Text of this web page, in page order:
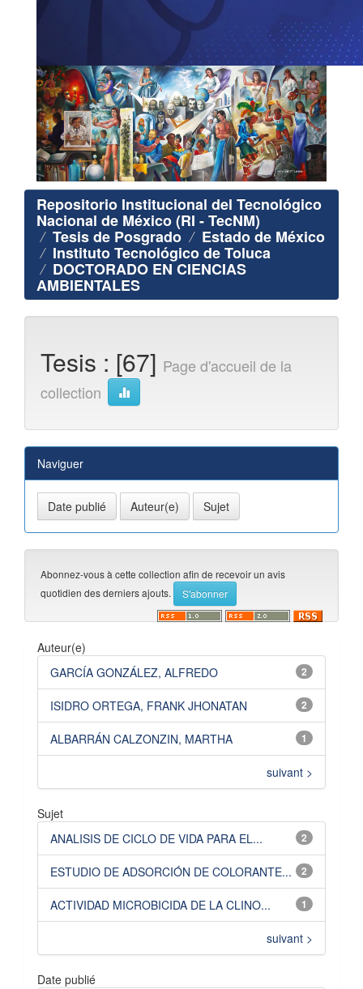
Repositorio Institucional del Tecnológico
Nacional de México (RI - TecNM)
Tesis de Posgrado Estado de México
Instituto Tecnológico de Toluca
DOCTORADO EN CIENCIAS
AMBIENTALES
Tesis : [67] Page d'accueil de la
collection
Naviguer
Abonnez-vous à cette collection afin de recevoir un avis
quotidien des derniers ajouts.
Auteur(e)
2
GARCÍA GONZÁLEZ, ALFREDO
2
ISIDRO ORTEGA, FRANK JHONATAN
1
ALBARRÁN CALZONZIN, MARTHA
suivant >
Sujet
2
ANALISIS DE CICLO DE VIDA PARA EL...
2
ESTUDIO DE ADSORCIÓN DE COLORANTE...
1
ACTIVIDAD MICROBICIDA DE LA CLINO...
suivant >
Date publié